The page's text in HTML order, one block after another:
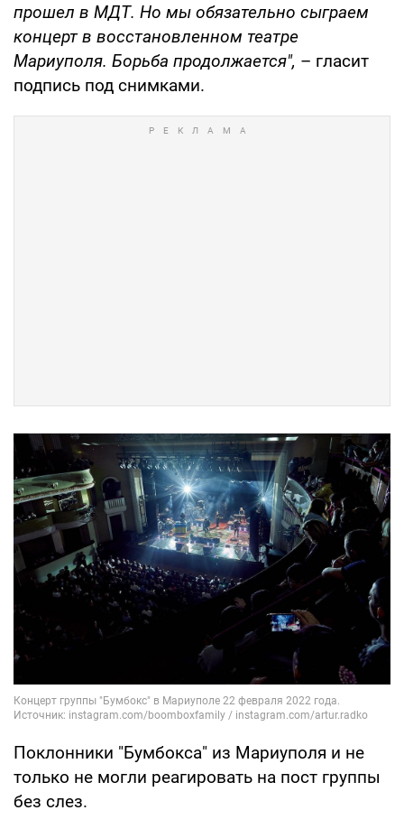
прошел в МДТ. Но мы обязательно сыграем
концерт в восстановленном театре
Мариуполя. Борьба продолжается", – гласит
подпись под снимками.
Поклонники "Бумбокса" из Мариуполя и не
только не могли реагировать на пост группы
без слез.